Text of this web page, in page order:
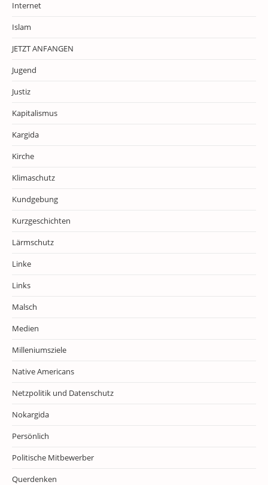
Internet
Islam
JETZT ANFANGEN
Jugend
Justiz
Kapitalismus
Kargida
Kirche
Klimaschutz
Kundgebung
Kurzgeschichten
Lärmschutz
Linke
Links
Malsch
Medien
Milleniumsziele
Native Americans
Netzpolitik und Datenschutz
Nokargida
Persönlich
Politische Mitbewerber
Querdenken